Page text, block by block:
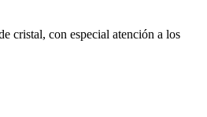
cristal, con especial atención a los